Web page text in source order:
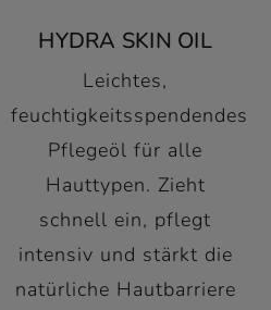
HYDRA SKIN OIL
Leichtes,
feuchtigkeitsspendendes
Pflegeöl für alle
Hauttypen. Zieht
schnell ein, pflegt
intensiv und stärkt die
natürliche Hautbarriere